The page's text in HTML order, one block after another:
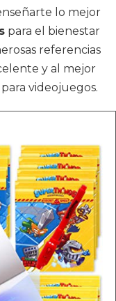
lo mejor
para el bienestar
referencias
y al mejor
videojuegos.